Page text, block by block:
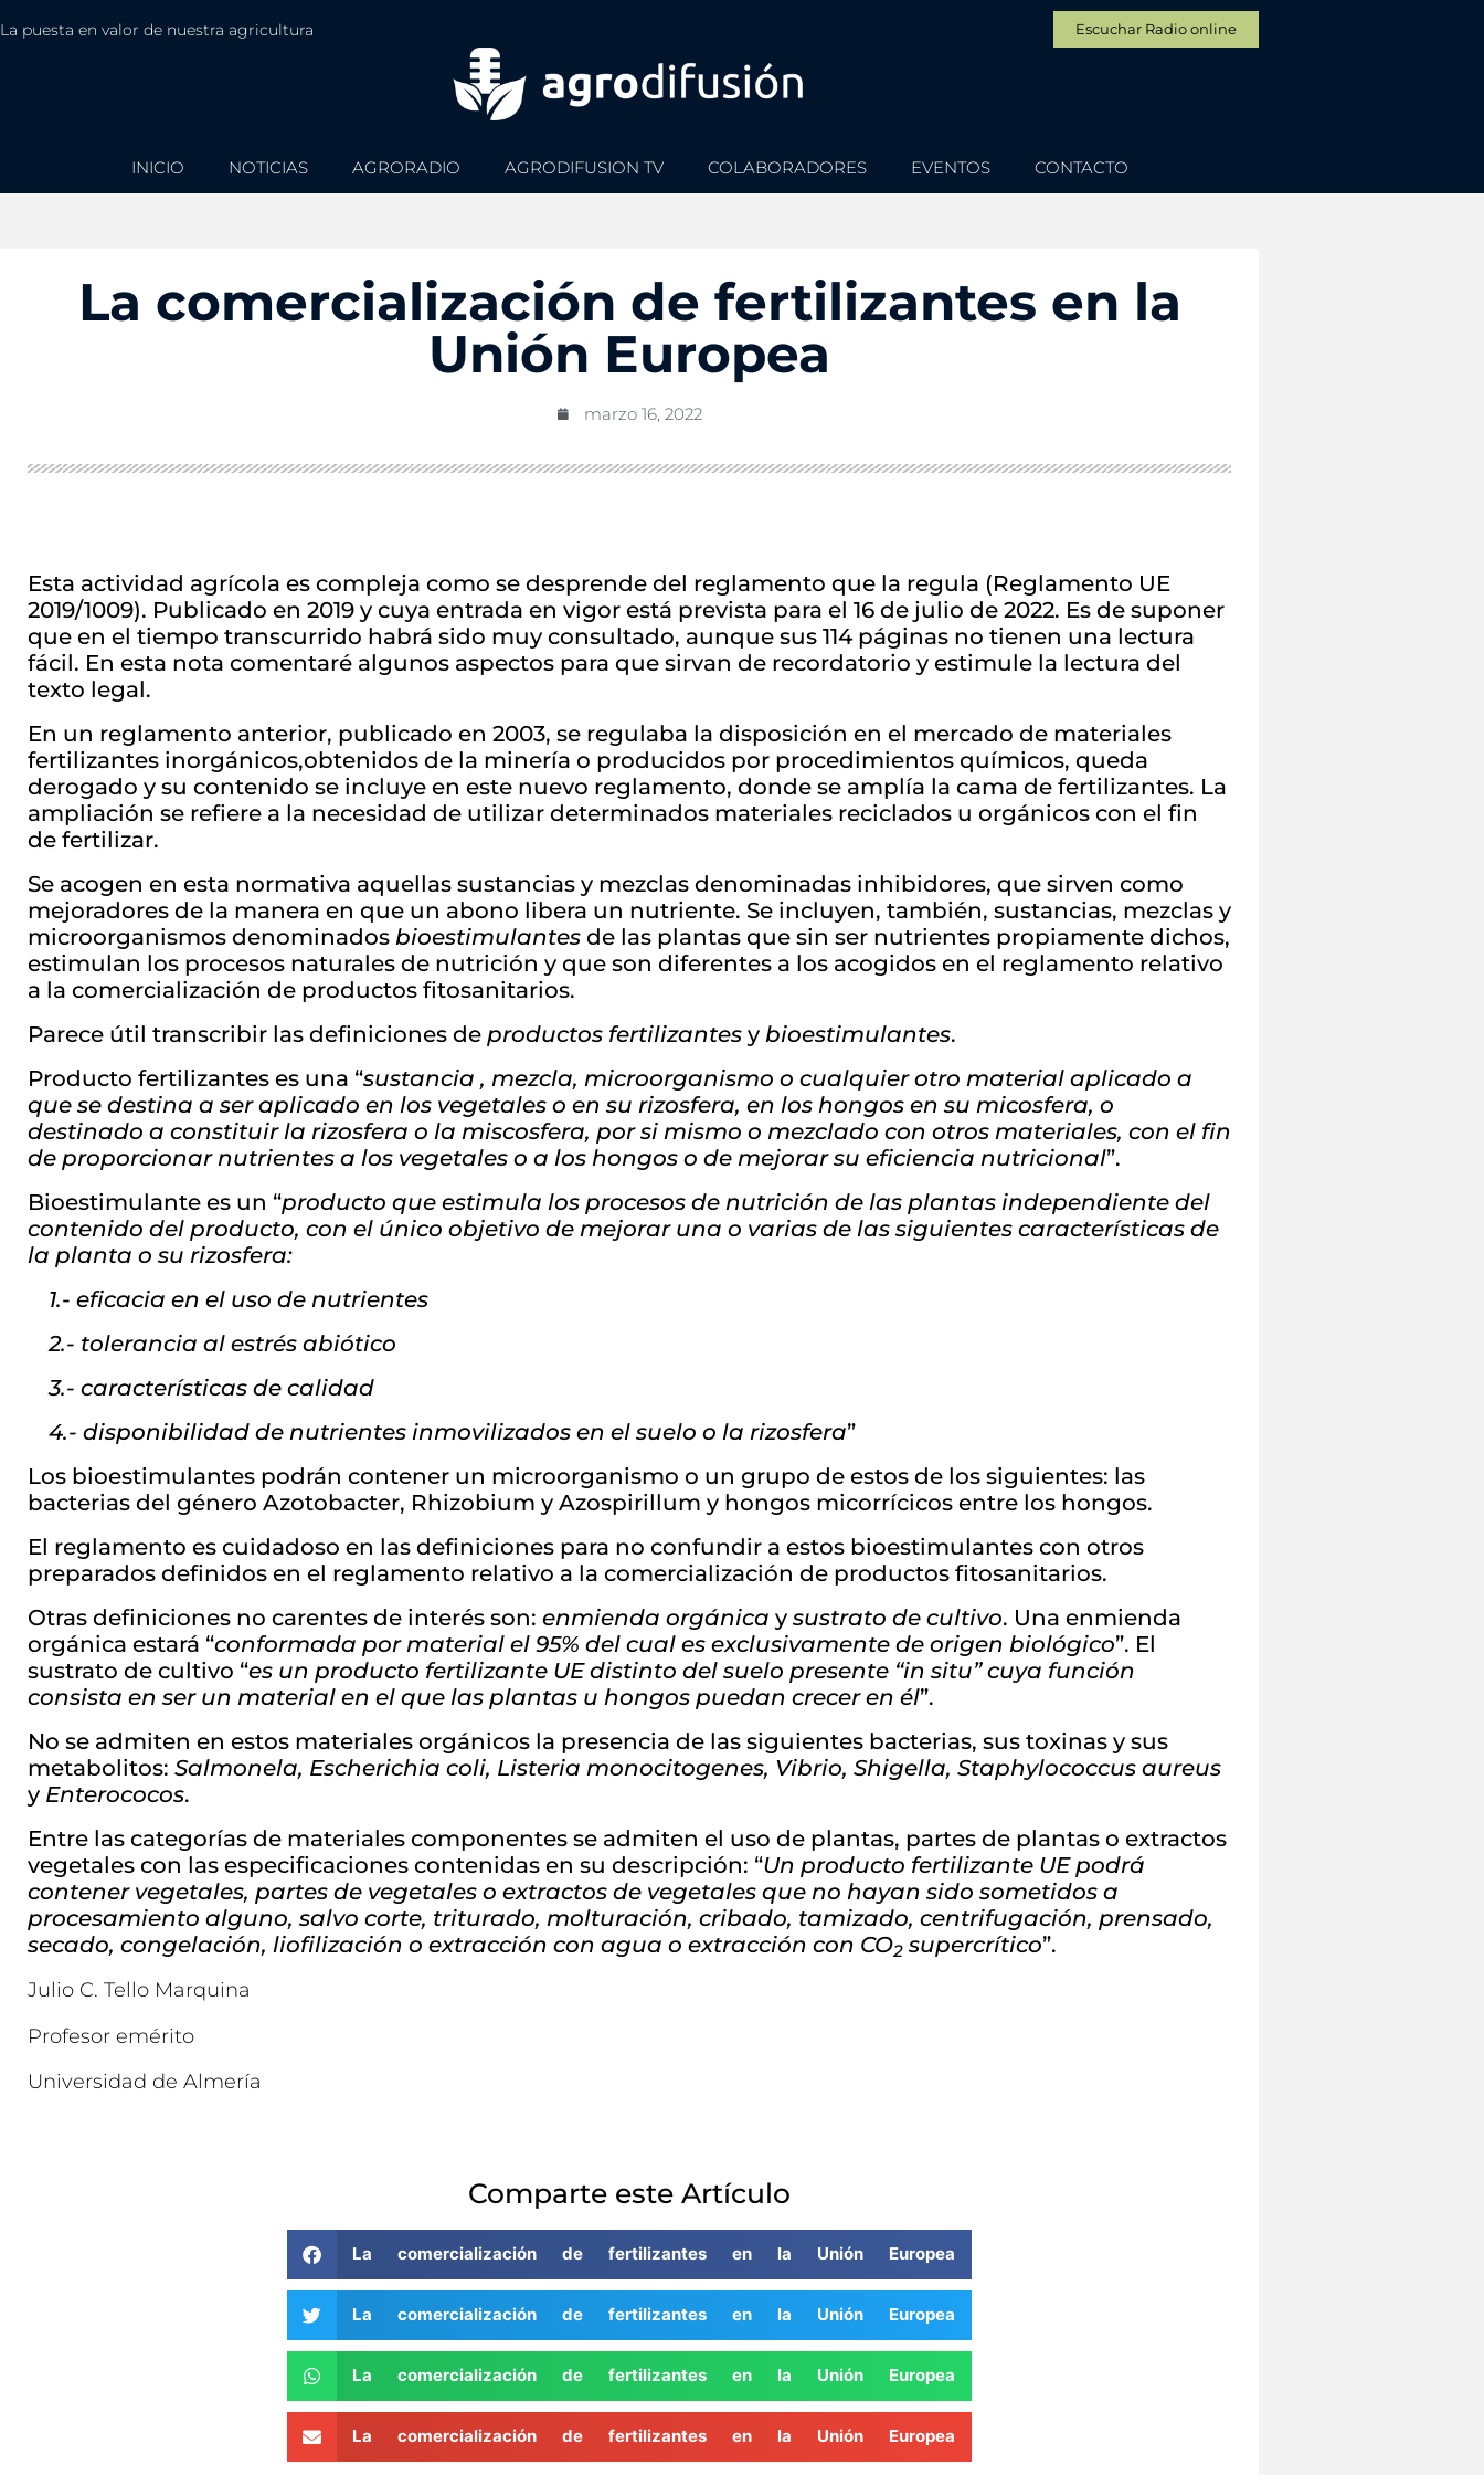
La puesta en valor de nuestra agricultura Escuchar Radio online
INICIO NOTICIAS AGRORADIO AGRODIFUSION TV COLABORADORES EVENTOS CONTACTO
La comercialización de fertilizantes en la
Unión Europea
marzo 16, 2022
Esta actividad agrícola es compleja como se desprende del reglamento que la regula (Reglamento UE
2019/1009). Publicado en 2019 y cuya entrada en vigor está prevista para el 16 de julio de 2022. Es de suponer
que en el tiempo transcurrido habrá sido muy consultado, aunque sus 114 páginas no tienen una lectura
fácil. En esta nota comentaré algunos aspectos para que sirvan de recordatorio y estimule la lectura del
texto legal.
En un reglamento anterior, publicado en 2003, se regulaba la disposición en el mercado de materiales
fertilizantes inorgánicos,obtenidos de la minería o producidos por procedimientos químicos, queda
derogado y su contenido se incluye en este nuevo reglamento, donde se amplía la cama de fertilizantes. La
ampliación se refiere a la necesidad de utilizar determinados materiales reciclados u orgánicos con el fin
de fertilizar.
Se acogen en esta normativa aquellas sustancias y mezclas denominadas inhibidores, que sirven como
mejoradores de la manera en que un abono libera un nutriente. Se incluyen, también, sustancias, mezclas y
microorganismos denominados bioestimulantes de las plantas que sin ser nutrientes propiamente dichos,
estimulan los procesos naturales de nutrición y que son diferentes a los acogidos en el reglamento relativo
a la comercialización de productos fitosanitarios.
Parece útil transcribir las definiciones de productos fertilizantes y bioestimulantes.
Producto fertilizantes es una “sustancia , mezcla, microorganismo o cualquier otro material aplicado a
que se destina a ser aplicado en los vegetales o en su rizosfera, en los hongos en su micosfera, o
destinado a constituir la rizosfera o la miscosfera, por si mismo o mezclado con otros materiales, con el fin
de proporcionar nutrientes a los vegetales o a los hongos o de mejorar su eficiencia nutricional”.
Bioestimulante es un “producto que estimula los procesos de nutrición de las plantas independiente del
contenido del producto, con el único objetivo de mejorar una o varias de las siguientes características de
la planta o su rizosfera:
1.- eficacia en el uso de nutrientes
2.- tolerancia al estrés abiótico
3.- características de calidad
4.- disponibilidad de nutrientes inmovilizados en el suelo o la rizosfera”
Los bioestimulantes podrán contener un microorganismo o un grupo de estos de los siguientes: las
bacterias del género Azotobacter, Rhizobium y Azospirillum y hongos micorrícicos entre los hongos.
El reglamento es cuidadoso en las definiciones para no confundir a estos bioestimulantes con otros
preparados definidos en el reglamento relativo a la comercialización de productos fitosanitarios.
Otras definiciones no carentes de interés son: enmienda orgánica y sustrato de cultivo. Una enmienda
orgánica estará “conformada por material el 95% del cual es exclusivamente de origen biológico”. El
sustrato de cultivo “es un producto fertilizante UE distinto del suelo presente “in situ” cuya función
consista en ser un material en el que las plantas u hongos puedan crecer en él”.
No se admiten en estos materiales orgánicos la presencia de las siguientes bacterias, sus toxinas y sus
metabolitos: Salmonela, Escherichia coli, Listeria monocitogenes, Vibrio, Shigella, Staphylococcus aureus
y Enterococos.
Entre las categorías de materiales componentes se admiten el uso de plantas, partes de plantas o extractos
vegetales con las especificaciones contenidas en su descripción: “Un producto fertilizante UE podrá
contener vegetales, partes de vegetales o extractos de vegetales que no hayan sido sometidos a
procesamiento alguno, salvo corte, triturado, molturación, cribado, tamizado, centrifugación, prensado,
secado, congelación, liofilización o extracción con agua o extracción con CO2 supercrítico”.
Julio C. Tello Marquina
Profesor emérito
Universidad de Almería
Comparte este Artículo
La comercialización de fertilizantes en la Unión Europea
La comercialización de fertilizantes en la Unión Europea
La comercialización de fertilizantes en la Unión Europea
La comercialización de fertilizantes en la Unión Europea